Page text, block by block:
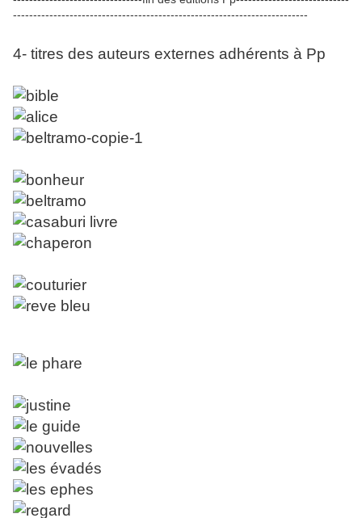
-------------------------------------------------------------------------
4- titres des auteurs externes adhérents à Pp